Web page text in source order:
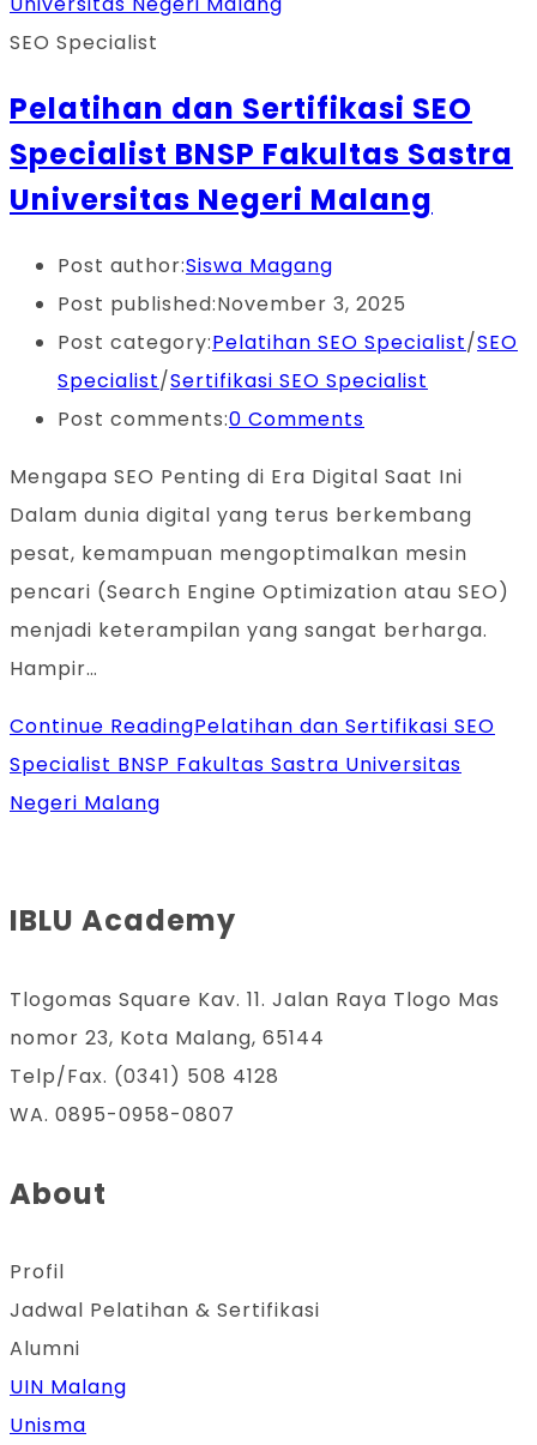
SEO Specialist
Pelatihan dan Sertifikasi SEO
Specialist BNSP Fakultas Sastra
Universitas Negeri Malang
Post author:Siswa Magang
Post published:November 3, 2025
Post category:Pelatihan SEO Specialist/SEO
Specialist/Sertifikasi SEO Specialist
Post comments:0 Comments
Mengapa SEO Penting di Era Digital Saat Ini
Dalam dunia digital yang terus berkembang
pesat, kemampuan mengoptimalkan mesin
pencari (Search Engine Optimization atau SEO)
menjadi keterampilan yang sangat berharga.
Hampir…
Continue ReadingPelatihan dan Sertifikasi SEO
Specialist BNSP Fakultas Sastra Universitas
Negeri Malang
IBLU Academy
Tlogomas Square Kav. 11. Jalan Raya Tlogo Mas
nomor 23, Kota Malang, 65144
Telp/Fax. (0341) 508 4128
WA. 0895-0958-0807
About
Profil
Jadwal Pelatihan & Sertifikasi
Alumni
UIN Malang
Unisma